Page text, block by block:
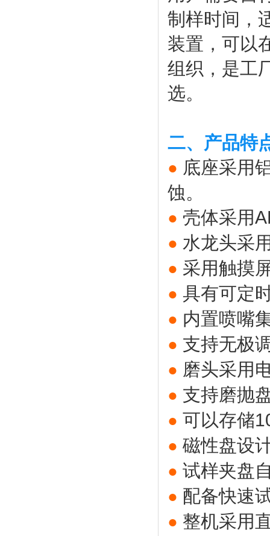
制样时间，
装置，可以
组织，是工
选。
二、产品特
● 底座采用
蚀。
● 壳体采用
● 水龙头采
● 采用触摸
● 具有可定
● 内置喷嘴
● 支持无极
● 磨头采用
● 支持磨抛
● 可以存储
● 磁性盘设
● 试样夹盘
● 配备快速
● 整机采用